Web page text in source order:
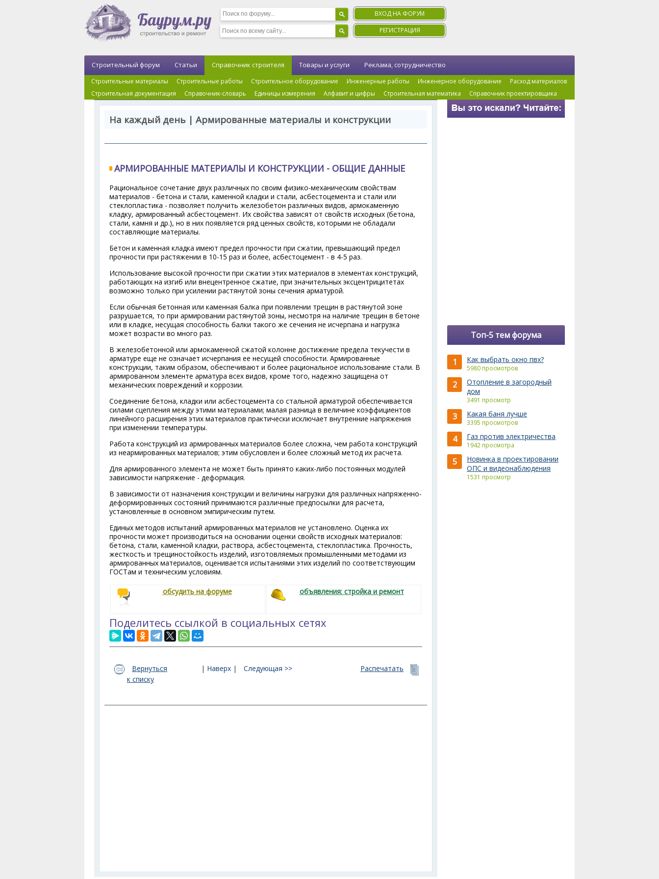
ВХОД НА ФОРУМ
РЕГИСТРАЦИЯ
Строительный форум Статьи Справочник строителя
Строительные материалы Строительные работы Строительное оборудование Инженерные работы Инженерное оборудование
Расход материалов
Строительная документация
Справочник-словарь Единицы измерения Алфавит и цифры Строительная математика Справочник проектировщика
Товары и услуги Реклама, сотрудничество
На каждый день | Армированные материалы и конструкции
АРМИРОВАННЫЕ МАТЕРИАЛЫ И КОНСТРУКЦИИ - ОБЩИЕ ДАННЫЕ
Рациональное сочетание двух различных по своим физико-механическим свойствам
материалов - бетона и стали, каменной кладки и стали, асбестоцемента и стали или
стеклопластика - позволяет получить железобетон различных видов, армокаменную
кладку, армированный асбестоцемент. Их свойства зависят от свойств исходных (бетона,
стали, камня и др.), но в них появляется ряд ценных свойств, которыми не обладали
составляющие материалы.
Бетон и каменная кладка имеют предел прочности при сжатии, превышающий предел
прочности при растяжении в 10-15 раз и более, асбестоцемент - в 4-5 раз.
Использование высокой прочности при сжатии этих материалов в элементах конструкций,
работающих на изгиб или внецентренное сжатие, при значительных эксцентрицитетах
возможно только при усилении растянутой зоны сечения арматурой.
Если обычная бетонная или каменная балка при появлении трещин в растянутой зоне
разрушается, то при армировании растянутой зоны, несмотря на наличие трещин в бетоне
или в кладке, несущая способность балки такого же сечения не исчерпана и нагрузка
может возрасти во много раз.
В железобетонной или армокаменной сжатой колонне достижение предела текучести в
арматуре еще не означает исчерпания ее несущей способности. Армированные
конструкции, таким образом, обеспечивают и более рациональное использование стали. В
армированном элементе арматура всех видов, кроме того, надежно защищена от
механических повреждений и коррозии.
Соединение бетона, кладки или асбестоцемента со стальной арматурой обеспечивается
силами сцепления между этими материалами; малая разница в величине коэффициентов
линейного расширения этих материалов практически исключает внутренние напряжения
при изменении температуры.
Работа конструкций из армированных материалов более сложна, чем работа конструкций
из неармированных материалов; этим обусловлен и более сложный метод их расчета.
Для армированного элемента не может быть принято каких-либо постоянных модулей
зависимости напряжение - деформация.
В зависимости от назначения конструкции и величины нагрузки для различных напряженно-
деформированных состояний принимаются различные предпосылки для расчета,
установленные в основном эмпирическим путем.
Единых методов испытаний армированных материалов не установлено. Оценка их
прочности может производиться на основании оценки свойств исходных материалов:
бетона, стали, каменной кладки, раствора, асбестоцемента, стеклопластика. Прочность,
жесткость и трещиностойкость изделий, изготовляемых промышленными методами из
армированных материалов, оценивается испытаниями этих изделий по соответствующим
ГОСТам и техническим условиям.
обсудить на форуме объявления: стройка и ремонт
Поделитесь ссылкой в социальных сетях
Вернуться
к списку
| Наверх | Следующая >> Распечатать
Топ-5 тем форума
1 Как выбрать окно пвх?
5980 просмотров
2
Отопление в загородный
дом
3491 просмотр
3 Какая баня лучше
3395 просмотров
4 Газ против электричества
1942 просмотра
5
Новинка в проектировании
ОПС и видеонаблюдения
1531 просмотр